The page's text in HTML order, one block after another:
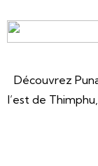
Découvrez
l’est de